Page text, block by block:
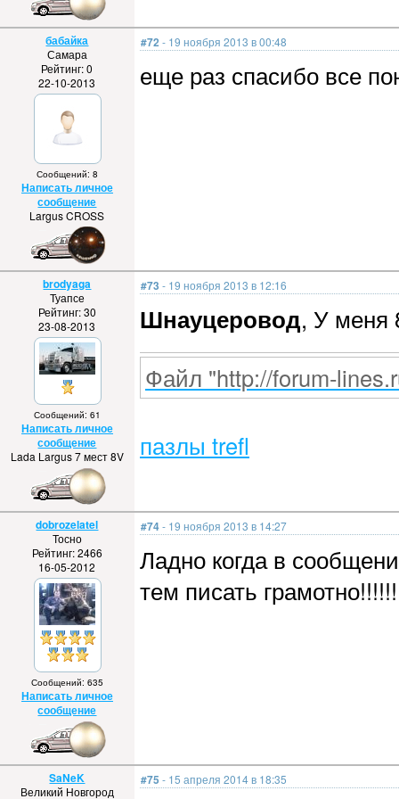
бабайка
Самара
Рейтинг: 0
22-10-2013
Сообщений: 8
Написать личное
сообщение
Largus CROSS
#72 - 19 ноября 2013 в 00:48
еще раз спасибо все
brodyaga
Туапсе
Рейтинг: 30
23-08-2013
Сообщений: 61
Написать личное
сообщение
Lada Largus 7 мест 8V
#73 - 19 ноября 2013 в 12:16
Шнауцеровод, У меня
Файл "http://forum-
пазлы trefl
dobrozelatel
Тосно
Рейтинг: 2466
16-05-2012
Сообщений: 635
Написать личное
сообщение
#74- 19 ноября 2013 в 14:27
Ладно когда в
тем писать грамотно!!!!!!
SaNeK
Великий Новгород
#75 - 15 апреля 2014 в 18:35